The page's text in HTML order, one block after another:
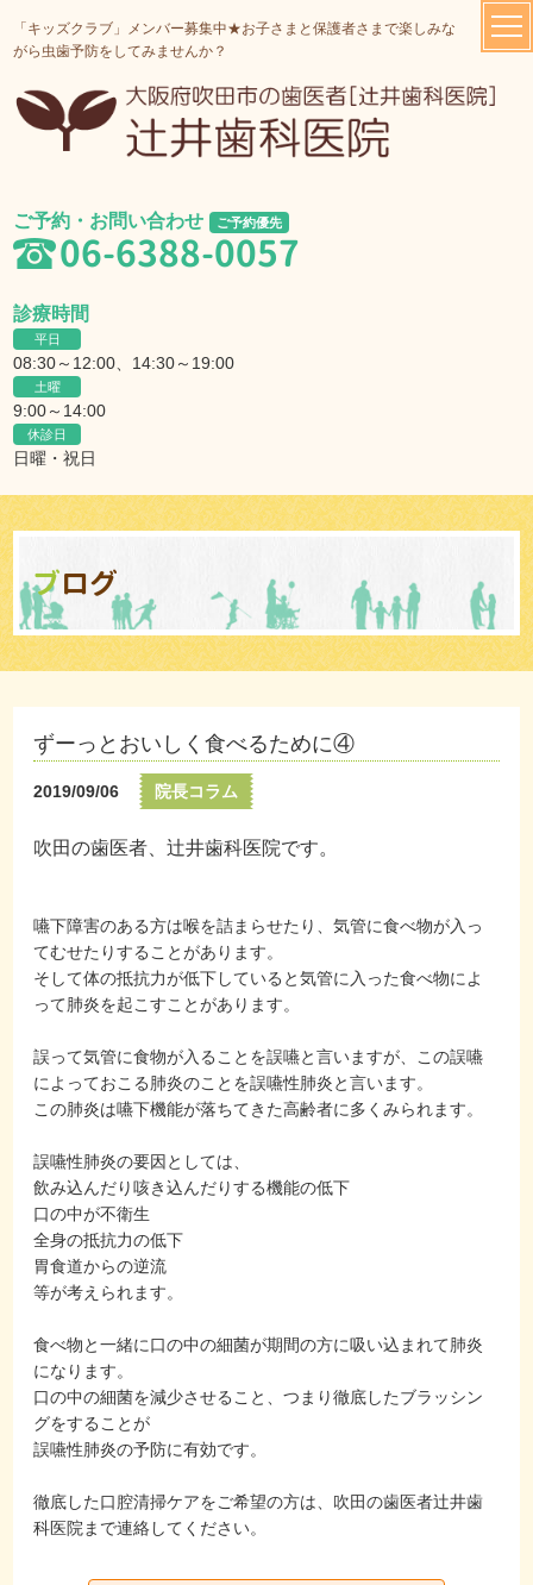
「キッズクラブ」メンバー募集中★お子さまと保護者さまで楽しみな
がら虫歯予防をしてみませんか？
ご予約・お問い合わせ ご予約優先
06-6388-0057
診療時間
平日
08:30～12:00、14:30～19:00
土曜
9:00～14:00
休診日
日曜・祝日
ブログ
ずーっとおいしく食べるために④
2019/09/06 院長コラム
吹田の歯医者、辻井歯科医院です。
嚥下障害のある方は喉を詰まらせたり、気管に食べ物が入っ
てむせたりすることがあります。
そして体の抵抗力が低下していると気管に入った食べ物によ
って肺炎を起こすことがあります。
誤って気管に食物が入ることを誤嚥と言いますが、この誤嚥
によっておこる肺炎のことを誤嚥性肺炎と言います。
この肺炎は嚥下機能が落ちてきた高齢者に多くみられます。
誤嚥性肺炎の要因としては、
飲み込んだり咳き込んだりする機能の低下
口の中が不衛生
全身の抵抗力の低下
胃食道からの逆流
等が考えられます。
食べ物と一緒に口の中の細菌が期間の方に吸い込まれて肺炎
になります。
口の中の細菌を減少させること、つまり徹底したブラッシン
グをすることが
誤嚥性肺炎の予防に有効です。
徹底した口腔清掃ケアをご希望の方は、吹田の歯医者辻井歯
科医院まで連絡してください。